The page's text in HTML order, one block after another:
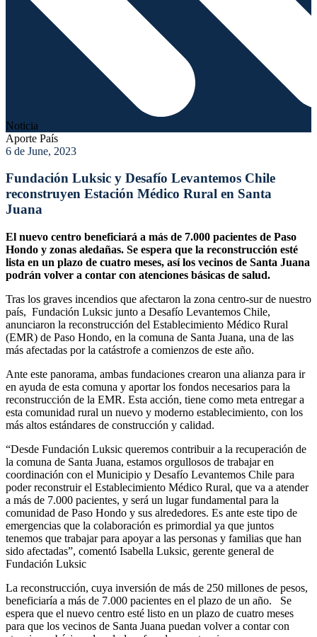
Noticia
Aporte País
6 de June, 2023
Fundación Luksic y Desafío Levantemos Chile
reconstruyen Estación Médico Rural en Santa
Juana
El nuevo centro beneficiará a más de 7.000 pacientes de Paso
Hondo y zonas aledañas. Se espera que la reconstrucción esté
lista en un plazo de cuatro meses, así los vecinos de Santa Juana
podrán volver a contar con atenciones básicas de salud.
Tras los graves incendios que afectaron la zona centro-sur de nuestro
país, Fundación Luksic junto a Desafío Levantemos Chile,
anunciaron la reconstrucción del Establecimiento Médico Rural
(EMR) de Paso Hondo, en la comuna de Santa Juana, una de las
más afectadas por la catástrofe a comienzos de este año.
Ante este panorama, ambas fundaciones crearon una alianza para ir
en ayuda de esta comuna y aportar los fondos necesarios para la
reconstrucción de la EMR. Esta acción, tiene como meta entregar a
esta comunidad rural un nuevo y moderno establecimiento, con los
más altos estándares de construcción y calidad.
“Desde Fundación Luksic queremos contribuir a la recuperación de
la comuna de Santa Juana, estamos orgullosos de trabajar en
coordinación con el Municipio y Desafío Levantemos Chile para
poder reconstruir el Establecimiento Médico Rural, que va a atender
a más de 7.000 pacientes, y será un lugar fundamental para la
comunidad de Paso Hondo y sus alrededores. Es ante este tipo de
emergencias que la colaboración es primordial ya que juntos
tenemos que trabajar para apoyar a las personas y familias que han
sido afectadas”, comentó Isabella Luksic, gerente general de
Fundación Luksic
La reconstrucción, cuya inversión de más de 250 millones de pesos,
beneficiaría a más de 7.000 pacientes en el plazo de un año. Se
espera que el nuevo centro esté listo en un plazo de cuatro meses
para que los vecinos de Santa Juana puedan volver a contar con